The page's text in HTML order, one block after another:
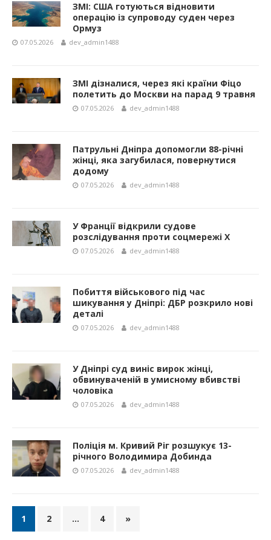
ЗМІ: США готуються відновити
операцію із супроводу суден через
Ормуз
07.05.2026 dev_admin1488
ЗМІ дізналися, через які країни Фіцо
полетить до Москви на парад 9 травня
07.05.2026 dev_admin1488
Патрульні Дніпра допомогли 88-річні
жінці, яка загубилася, повернутися
додому
07.05.2026 dev_admin1488
У Франції відкрили судове
розслідування проти соцмережі X
07.05.2026 dev_admin1488
Побиття військового під час
шикування у Дніпрі: ДБР розкрило нові
деталі
07.05.2026 dev_admin1488
У Дніпрі суд виніс вирок жінці,
обвинуваченій в умисному вбивстві
чоловіка
07.05.2026 dev_admin1488
Поліція м. Кривий Ріг розшукує 13-
річного Володимира Добинда
07.05.2026 dev_admin1488
1 2 … 4 »